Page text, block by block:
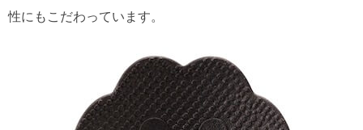
性にもこだわっています。